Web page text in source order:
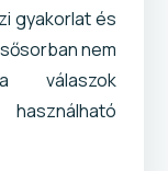
gyakorlat és
nem
válaszok